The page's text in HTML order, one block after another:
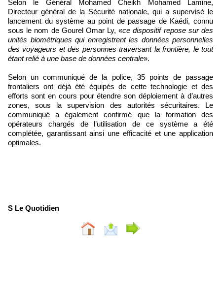
Selon le Général Mohamed Cheikh Mohamed Lamine,
Directeur général de la Sécurité nationale, qui a supervisé le
lancement du système au point de passage de Kaédi, connu
sous le nom de Gourel Omar Ly, «ce dispositif repose sur des
unités biométriques qui enregistrent les données personnelles
des voyageurs et des personnes traversant la frontière, le tout
étant relié à une base de données centrale».
Selon un communiqué de la police, 35 points de passage
frontaliers ont déjà été équipés de cette technologie et des
efforts sont en cours pour étendre son déploiement à d’autres
zones, sous la supervision des autorités sécuritaires. Le
communiqué a également confirmé que la formation des
opérateurs chargés de l’utilisation de ce système a été
complétée, garantissant ainsi une efficacité et une application
optimales.
S Le Quotidien